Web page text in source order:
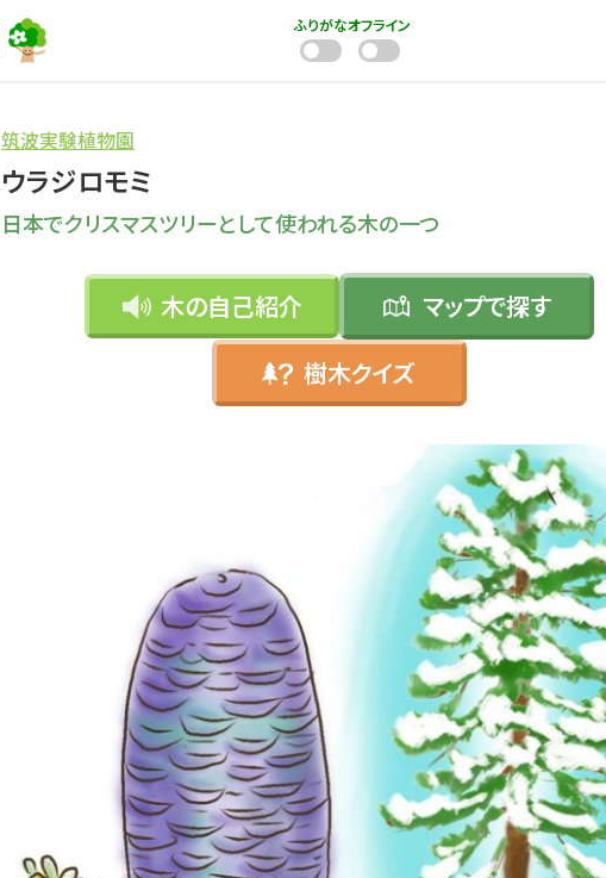
ふりがなオフライン
筑波実験植物園
ウラジロモミ
日本でクリスマスツリーとして使われる木の一つ
木の自己紹介 マップで探す
樹木クイズ